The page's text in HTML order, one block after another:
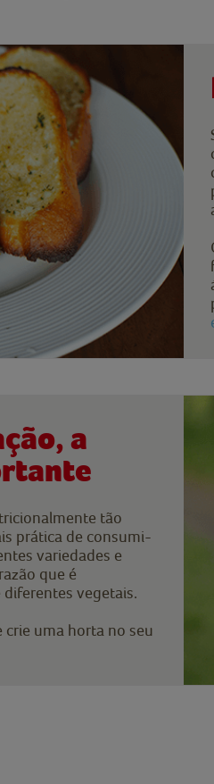
a
tão
prática de consumi-
variedades e
que é
vegetais.
crie uma horta no seu